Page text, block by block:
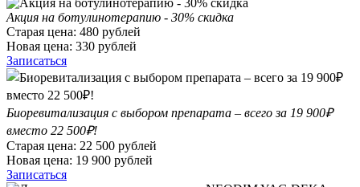
Акция на ботулинотерапию - 30% скидка
Старая цена: 480 рублей
Новая цена: 330 рублей
Записаться
Биоревитализация с выбором препарата – всего за 19 900₽
вместо 22 500₽!
Старая цена: 22 500 рублей
Новая цена: 19 900 рублей
Записаться